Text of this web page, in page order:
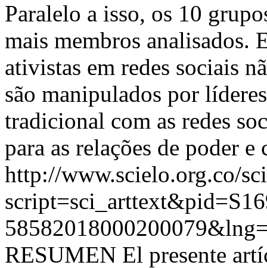
Paralelo a isso, os 10
mais membros analisados.
ativistas em redes sociais
são manipulados por
tradicional com as redes
para as relações de poder
http://www.scielo.org.co/
RESUMEN El presente